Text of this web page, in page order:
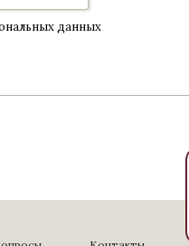
данных